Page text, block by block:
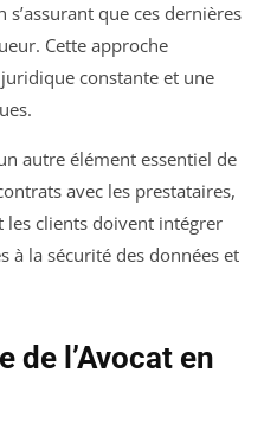
que ces dernières
Cette approche
constante et une
autre élément essentiel de
avec les prestataires,
les clients doivent intégrer
à la sécurité des données et
de l’Avocat en